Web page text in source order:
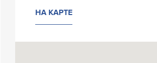
НА КАРТЕ